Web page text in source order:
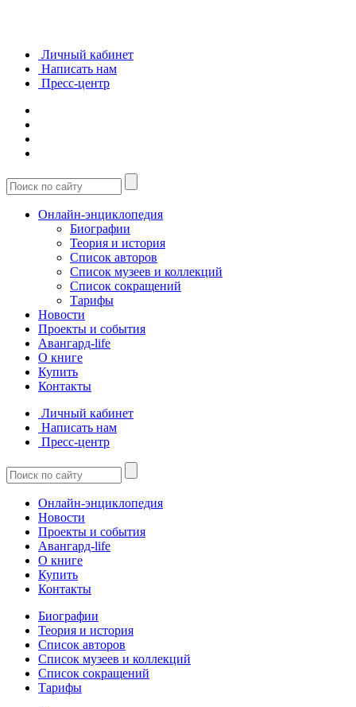
Личный кабинет
Написать нам
Пресс-центр
Онлайн-энциклопедия
Биографии
Теория и история
Список авторов
Список музеев и коллекций
Список сокращений
Тарифы
Новости
Проекты и события
Авангард-life
О книге
Купить
Контакты
Личный кабинет
Написать нам
Пресс-центр
Онлайн-энциклопедия
Новости
Проекты и события
Авангард-life
О книге
Купить
Контакты
Биографии
Теория и история
Список авторов
Список музеев и коллекций
Список сокращений
Тарифы